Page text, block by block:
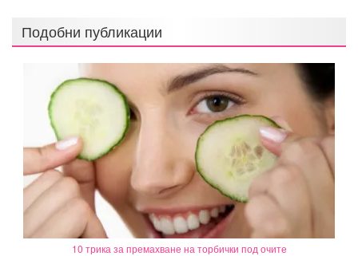
Подобни публикации
10 трика за премахване на торбички под очите